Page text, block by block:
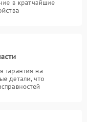
в кратчайшие
гарантия на
детали, что